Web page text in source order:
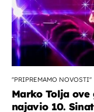
''PRIPREMAMO NOVOSTI''
Marko Tolja
najavio 10.